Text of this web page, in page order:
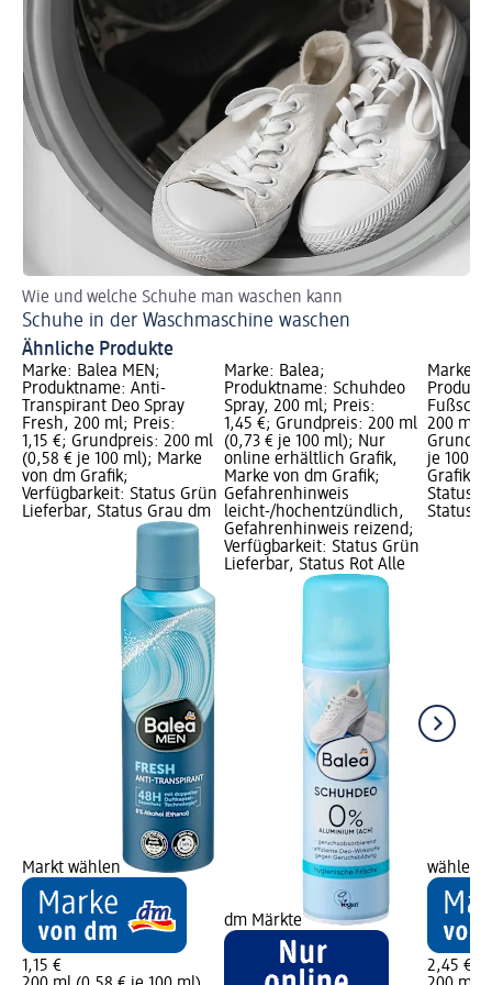
Wie und welche Schuhe man waschen kann
Schuhe in der Waschmaschine waschen
Ähnliche Produkte
Marke: Balea MEN;
Produktname: Anti-
Transpirant Deo Spray
Fresh, 200 ml; Preis:
1,15 €; Grundpreis: 200 ml
(0,58 € je 100 ml); Marke
von dm Grafik;
Verfügbarkeit: Status Grün
Lieferbar, Status Grau dm
Markt wählen
1,15 €
Marke: Balea;
Produktname: Schuhdeo
Spray, 200 ml; Preis:
1,45 €; Grundpreis: 200 ml
(0,73 € je 100 ml); Nur
online erhältlich Grafik,
Marke von dm Grafik;
Gefahrenhinweis
leicht-/hochentzündlich,
Gefahrenhinweis reizend;
Verfügbarkeit: Status Grün
Lieferbar, Status Rot Alle
dm Märkte
Marke:
200 ml;
je 100
Grafik;
Status
Status
wählen
2,45 €